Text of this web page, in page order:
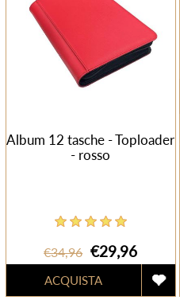
Album 12 tasche - Toploader
- rosso
€34,96 €29,96